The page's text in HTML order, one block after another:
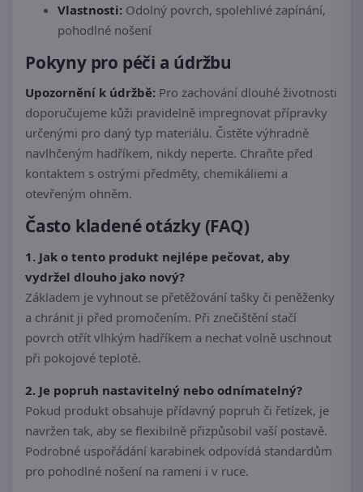
Vlastnosti: Odolný povrch, spolehlivé zapínání,
pohodlné nošení
Pokyny pro péči a údržbu
Upozornění k údržbě: Pro zachování dlouhé životnosti
doporučujeme kůži pravidelně impregnovat přípravky
určenými pro daný typ materiálu. Čistěte výhradně
navlhčeným hadříkem, nikdy neperte. Chraňte před
kontaktem s ostrými předměty, chemikáliemi a
otevřeným ohněm.
Často kladené otázky (FAQ)
1. Jak o tento produkt nejlépe pečovat, aby
vydržel dlouho jako nový?
Základem je vyhnout se přetěžování tašky či peněženky
a chránit ji před promočením. Při znečištění stačí
povrch otřít vlhkým hadříkem a nechat volně uschnout
při pokojové teplotě.
2. Je popruh nastavitelný nebo odnímatelný?
Pokud produkt obsahuje přídavný popruh či řetízek, je
navržen tak, aby se flexibilně přizpůsobil vaší postavě.
Podrobné uspořádání karabinek odpovídá standardům
pro pohodlné nošení na rameni i v ruce.